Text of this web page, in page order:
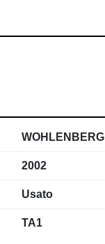
WOHLENBERG
2002
Usato
TA1